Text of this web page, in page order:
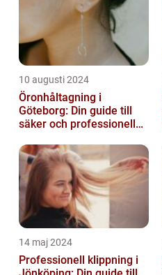
10 augusti 2024
Öronhåltagning i
Göteborg: Din guide till
säker och professionell
14 maj 2024
Professionell klippning i